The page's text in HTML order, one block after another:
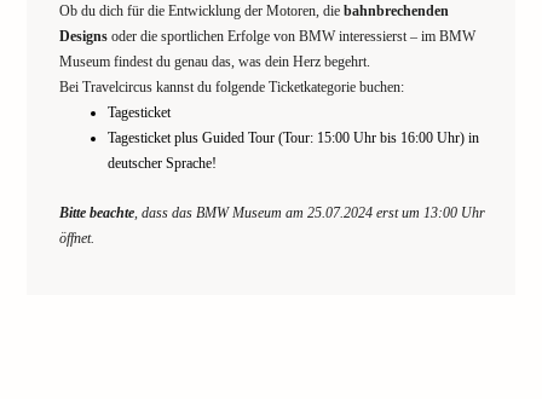
Ob du dich für die Entwicklung der Motoren, die bahnbrechenden
Designs oder die sportlichen Erfolge von BMW interessierst – im BMW
Museum findest du genau das, was dein Herz begehrt.
Bei Travelcircus kannst du folgende Ticketkategorie buchen:
Tagesticket
Tagesticket plus Guided Tour (Tour: 15:00 Uhr bis 16:00 Uhr) in
deutscher Sprache!
Bitte beachte, dass das BMW Museum am 25.07.2024 erst um 13:00 Uhr
öffnet.